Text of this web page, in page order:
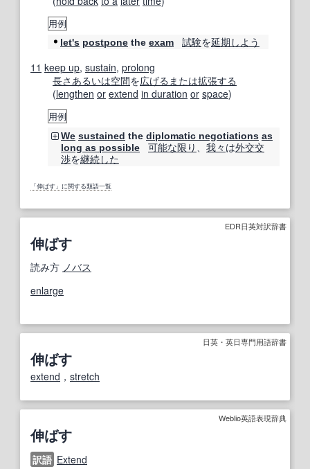
用例
let's postpone the exam 試験を延期 しよう
11 keep up, sustain, prolong
長さ あるいは空間を広げる または拡張する
(lengthen or extend in duration or space)
用例
We sustained the diplomatic negotiations as
long as possible
可能な限り 我々 は外交交
渉を継続した
「伸ばす」に関する類語一覧
EDR日英対訳辞書
伸ばす
読み方 ノバス
enlarge
日英・英日専門用語辞書
伸ばす
extend ， stretch
Weblio英語表現辞典
伸ばす
訳語 Extend